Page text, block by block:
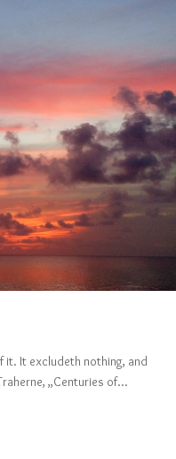
it. It excludeth nothing, and
„Centuries of...